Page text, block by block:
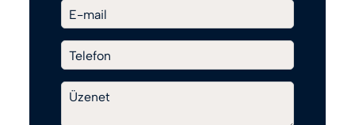
E-mail
Telefon
Üzenet